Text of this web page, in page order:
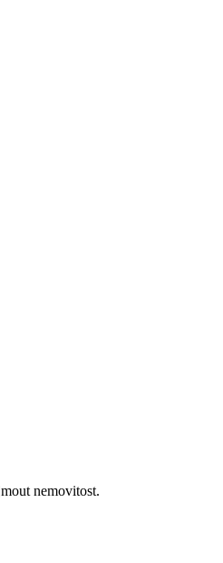
nemovitost.